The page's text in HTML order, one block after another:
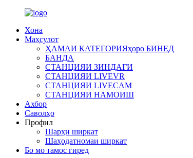
Хона
Маҳсулот
ҲАМАИ КАТЕГОРИЯҳоро БИНЕД
БАНДА
СТАНЦИЯИ ЗИНДАГИ
СТАНЦИЯИ LIVEVR
СТАНЦИЯИ LIVECAM
СТАНЦИЯИ НАМОИШ
Ахбор
Саволҳо
Профил
Шарҳи ширкат
Шаҳодатномаи ширкат
Бо мо тамос гиред